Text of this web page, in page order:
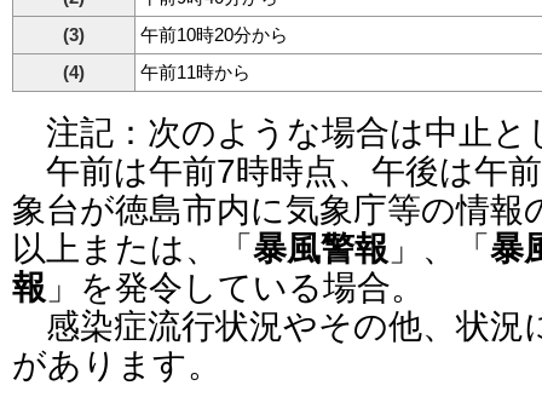
(3)
午前10時20分から
(4)
午前11時から
注記：次のような場合は中止と
午前は午前7時時点、午後は午
象台が徳島市内に気象庁等の情報
以上または、「 暴風警報 」、「 暴
報 」を発令している場合。
感染症流行状況やその他、状況
があります。